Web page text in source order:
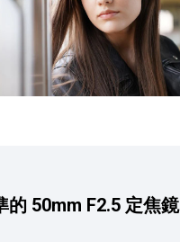
的 50mm F2.5 定焦鏡